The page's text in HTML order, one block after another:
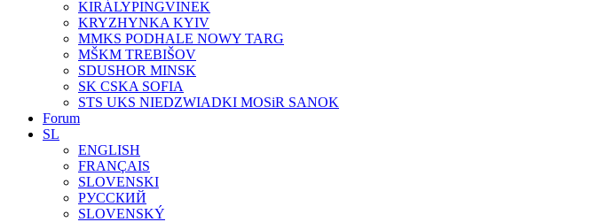
KIRÁLYPINGVINEK
KRYZHYNKA KYIV
MMKS PODHALE NOWY TARG
MŠKM TREBIŠOV
SDUSHOR MINSK
SK CSKA SOFIA
STS UKS NIEDZWIADKI MOSiR SANOK
Forum
SL
ENGLISH
FRANÇAIS
SLOVENSKI
РУССКИЙ
SLOVENSKÝ